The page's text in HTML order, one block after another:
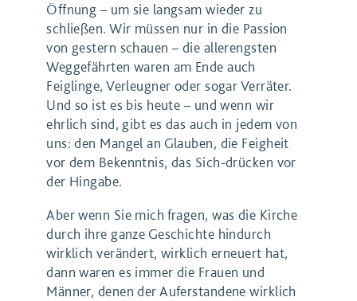
Öffnung – um sie langsam wieder zu
schließen. Wir müssen nur in die Passion
von gestern schauen – die allerengsten
Weggefährten waren am Ende auch
Feiglinge, Verleugner oder sogar Verräter.
Und so ist es bis heute – und wenn wir
ehrlich sind, gibt es das auch in jedem von
uns: den Mangel an Glauben, die Feigheit
vor dem Bekenntnis, das Sich-drücken vor
der Hingabe.
Aber wenn Sie mich fragen, was die Kirche
durch ihre ganze Geschichte hindurch
wirklich verändert, wirklich erneuert hat,
dann waren es immer die Frauen und
Männer, denen der Auferstandene wirklich